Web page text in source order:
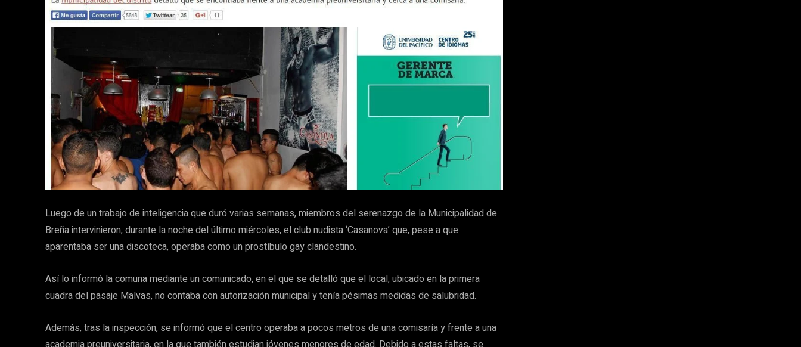
Luego de un trabajo de inteligencia que duró varias semanas, miembros del serenazgo de la Municipalidad de
Breña intervinieron, durante la noche del último miércoles, el club nudista ‘Casanova’ que, pese a que
aparentaba ser una discoteca, operaba como un prostíbulo gay clandestino.
Así lo informó la comuna mediante un comunicado, en el que se detalló que el local, ubicado en la primera
cuadra del pasaje Malvas, no contaba con autorización municipal y tenía pésimas medidas de salubridad.
Además, tras la inspección, se informó que el centro operaba a pocos metros de una comisaría y frente a una